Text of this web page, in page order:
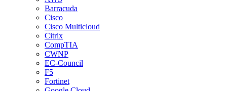
Barracuda
Cisco
Cisco Multicloud
Citrix
CompTIA
CWNP
EC-Council
F5
Fortinet